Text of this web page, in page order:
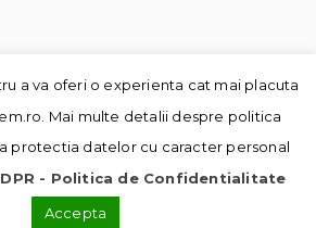
Sistem | realizat de
a va oferi o experienta cat mai placuta
Mai multe detalii despre politica
protectia datelor cu caracter personal
- Politica de Confidentialitate
Accepta